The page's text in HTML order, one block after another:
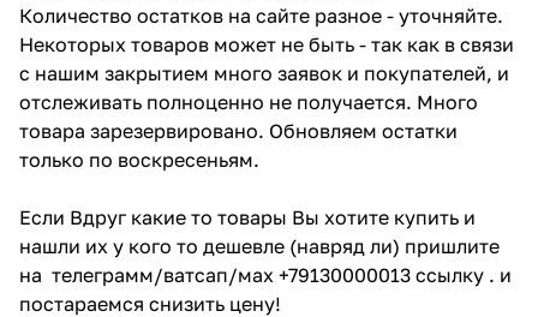
Количество остатков на сайте разное - уточняйте.
Некоторых товаров может не быть - так как в связи
с нашим закрытием много заявок и покупателей, и
отслеживать полноценно не получается. Много
товара зарезервировано. Обновляем остатки
только по воскресеньям.
Если Вдруг какие то товары Вы хотите купить и
нашли их у кого то дешевле (навряд ли) пришлите
на телеграмм/ватсап/мах +79130000013 ссылку . и
постараемся снизить цену!